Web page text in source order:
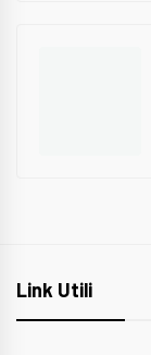
Link Utili